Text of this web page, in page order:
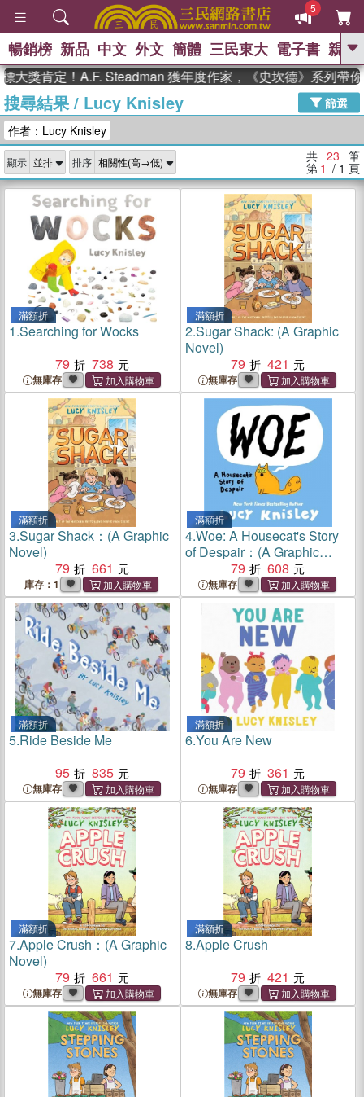
5
GO
熱搜： 高希均教授回憶錄
、 The Odyssey 、 父親節 、 如果歷
獎 臺灣漫遊錄 、 方念華 、 台灣的李
登輝時代
數學女孩：黎曼猜想 、
偉大的迷走神經
暢銷榜 新品 中文 外文 簡體 三民東大 電子書 親子
肯定！A.F. Steadman 獲年度作家，《史坎德》系列帶你踏
搜尋結果/ Lucy Knisley
篩選
作者：Lucy Knisley
顯示 排序 共 23 筆
第 1 / 1 頁
滿額折
1.Searching for Wocks
79
738
無庫存
滿額折
2.Sugar Shack: (A Graphic
Novel)
79
421
無庫存
滿額折
3.Sugar Shack：(A Graphic
Novel)
79
661
庫存：1
滿額折
4.Woe: A Housecat's Story
of Despair：(A Graphic
79 608
無庫存
滿額折
5.Ride Beside Me
95
835
無庫存
滿額折
6.You Are New
79
361
無庫存
滿額折
7.Apple Crush：(A Graphic
Novel)
79
661
無庫存
滿額折
8.Apple Crush
79
421
無庫存